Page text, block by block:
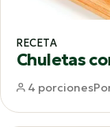
RECETA
Chuletas
4 porciones